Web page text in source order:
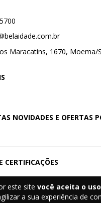
este site você aceita o
a sua experiência de
Maracatins, 1670, Moema/
NOVIDADES E OFERTAS
CERTIFICAÇÕES